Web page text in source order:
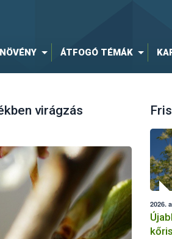
NÖVÉNY ÁTFOGÓ TÉMÁK
virágzás
2026.